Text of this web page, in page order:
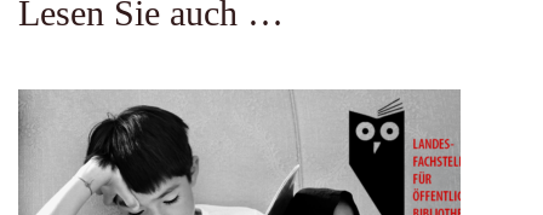
Lesen Sie auch …